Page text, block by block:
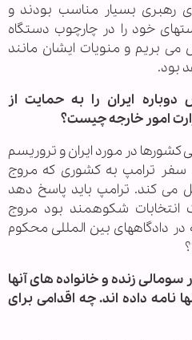
رهبری بسیار مناسب بودند و
خود را در چارچوب دستگاه
بریم و منویات ایشان مانند
بود.
ایران را به حمایت از
امور خارجه چیست؟
کشورها در مورد ایران و تروریسم
سفر ترامپ به کشوری که مروج
می کند. ترامپ باید پاسخ دهد
شکوهمند بود مروج
دادگاههای بین المللی محکوم
سومالی زنده و خانواده های آنها
نامه داده اند. چه اقدامی برای